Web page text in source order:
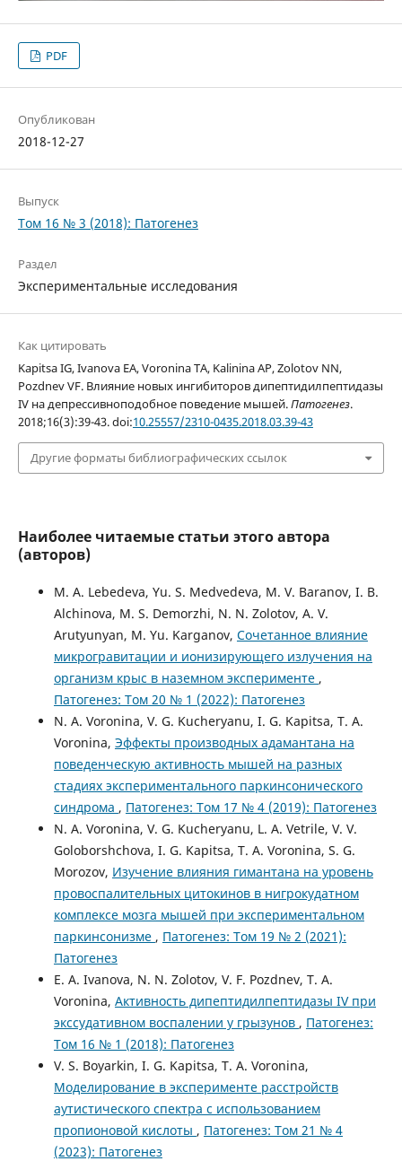
PDF
Опубликован
2018-12-27
Выпуск
Том 16 № 3 (2018): Патогенез
Раздел
Экспериментальные исследования
Как цитировать
Kapitsa IG, Ivanova EA, Voronina TA, Kalinina AP, Zolotov NN,
Pozdnev VF. Влияние новых ингибиторов дипептидилпептидазы
IV на депрессивноподобное поведение мышей.Патогенез.
2018;16(3):39-43. doi:10.25557/2310-0435.2018.03.39-43
Другие форматы библиографических ссылок
Наиболее читаемые статьи этого автора
(авторов)
M. A. Lebedeva, Yu. S. Medvedeva, M. V. Baranov, I. B.
Alchinova, M. S. Demorzhi, N. N. Zolotov, A. V.
Arutyunyan, M. Yu. Karganov, Сочетанное влияние
микрогравитации и ионизирующего излучения на
организм крыс в наземном эксперименте ,
Патогенез: Том 20 № 1 (2022): Патогенез
N. A. Voronina, V. G. Kucheryanu, I. G. Kapitsa, T. A.
Voronina, Эффекты производных адамантана на
поведенческую активность мышей на разных
стадиях экспериментального паркинсонического
синдрома , Патогенез: Том 17 № 4 (2019): Патогенез
N. A. Voronina, V. G. Kucheryanu, L. A. Vetrile, V. V.
Goloborshchova, I. G. Kapitsa, T. A. Voronina, S. G.
Morozov, Изучение влияния гимантана на уровень
провоспалительных цитокинов в нигрокудатном
комплексе мозга мышей при экспериментальном
паркинсонизме , Патогенез: Том 19 № 2 (2021):
Патогенез
E. A. Ivanova, N. N. Zolotov, V. F. Pozdnev, T. A.
Voronina, Активность дипептидилпептидазы IV при
экссудативном воспалении у грызунов , Патогенез:
Том 16 № 1 (2018): Патогенез
V. S. Boyarkin, I. G. Kapitsa, T. A. Voronina,
Моделирование в эксперименте расстройств
аутистического спектра с использованием
пропионовой кислоты , Патогенез: Том 21 № 4
(2023): Патогенез